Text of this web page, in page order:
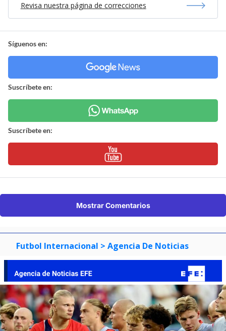
Revisa nuestra página de correcciones
Síguenos en:
Suscríbete en:
Suscríbete en:
Mostrar Comentarios
Futbol Internacional > Agencia De Noticias